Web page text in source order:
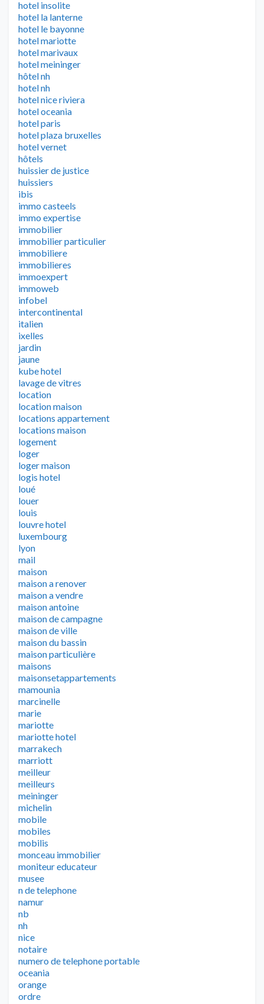
hotel insolite
hotel la lanterne
hotel le bayonne
hotel mariotte
hotel marivaux
hotel meininger
hôtel nh
hotel nh
hotel nice riviera
hotel oceania
hotel paris
hotel plaza bruxelles
hotel vernet
hôtels
huissier de justice
huissiers
ibis
immo casteels
immo expertise
immobilier
immobilier particulier
immobiliere
immobilieres
immoexpert
immoweb
infobel
intercontinental
italien
ixelles
jardin
jaune
kube hotel
lavage de vitres
location
location maison
locations appartement
locations maison
logement
loger
loger maison
logis hotel
loué
louer
louis
louvre hotel
luxembourg
lyon
mail
maison
maison a renover
maison a vendre
maison antoine
maison de campagne
maison de ville
maison du bassin
maison particulière
maisons
maisonsetappartements
mamounia
marcinelle
marie
mariotte
mariotte hotel
marrakech
marriott
meilleur
meilleurs
meininger
michelin
mobile
mobiles
mobilis
monceau immobilier
moniteur educateur
musee
n de telephone
namur
nb
nh
nice
notaire
numero de telephone portable
oceania
orange
ordre